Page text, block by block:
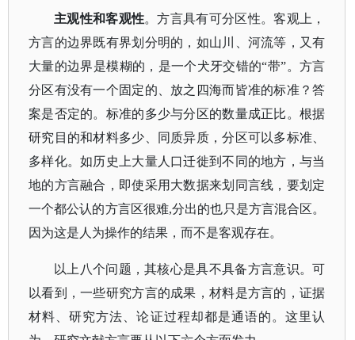
主观性和客观性。方言具有可分区性。客观上，
方言的边界既有界划分明的，如山川、河流等，又有
大量的边界是模糊的，是一个犬牙交错的“带”。方言
分区有没有一个固定的、放之四海而皆准的标准？答
案是否定的。标准的多少与分区的数量成正比。根据
研究目的和材料多少、同质异质，分区可以多标准、
多样化。如历史上大量人口迁徙到不同的地方，与当
地的方言融合，即使采用大数据来划同言线，要划定
一个都公认的方言区很难,分出的也只是方言混合区。
因为这是人为操作的结果，而不是客观存在。
以上八个问题，其核心是具不具备方言意识。可
以看到，一些研究方言的成果，材料是方言的，证据
材料、研究方法、论证过程却都是通语的。这里认